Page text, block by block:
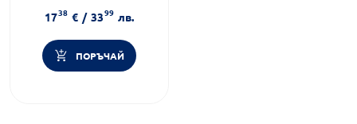
1738 € / 3399 лв.
ПОРЪЧАЙ